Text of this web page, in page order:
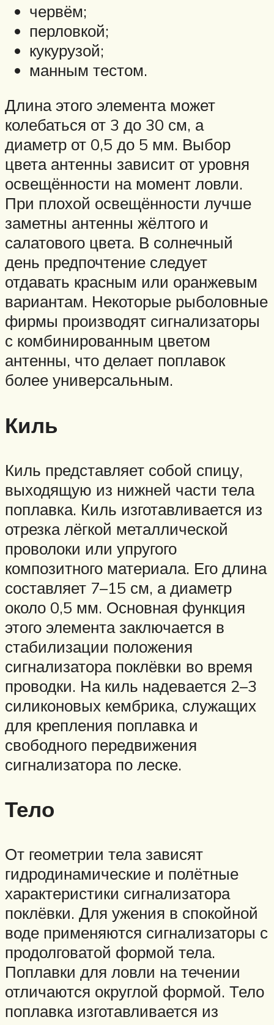
червём;
перловкой;
кукурузой;
манным тестом.
Длина этого элемента может
колебаться от 3 до 30 см, а
диаметр от 0,5 до 5 мм. Выбор
цвета антенны зависит от уровня
освещённости на момент ловли.
При плохой освещённости лучше
заметны антенны жёлтого и
салатового цвета. В солнечный
день предпочтение следует
отдавать красным или оранжевым
вариантам. Некоторые рыболовные
фирмы производят сигнализаторы
с комбинированным цветом
антенны, что делает поплавок
более универсальным.
Киль
Киль представляет собой спицу,
выходящую из нижней части тела
поплавка. Киль изготавливается из
отрезка лёгкой металлической
проволоки или упругого
композитного материала. Его длина
составляет 7–15 см, а диаметр
около 0,5 мм. Основная функция
этого элемента заключается в
стабилизации положения
сигнализатора поклёвки во время
проводки. На киль надевается 2–3
силиконовых кембрика, служащих
для крепления поплавка и
свободного передвижения
сигнализатора по леске.
Тело
От геометрии тела зависят
гидродинамические и полётные
характеристики сигнализатора
поклёвки. Для ужения в спокойной
воде применяются сигнализаторы с
продолговатой формой тела.
Поплавки для ловли на течении
отличаются округлой формой. Тело
поплавка изготавливается из